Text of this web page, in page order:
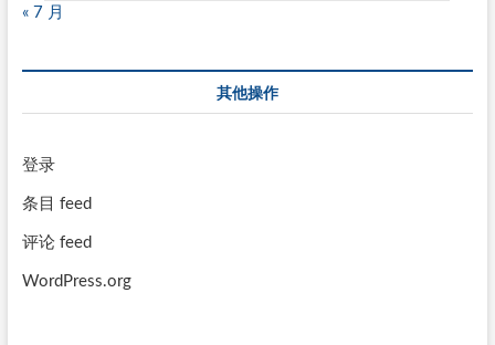
« 7 月
其他操作
登录
条目 feed
评论 feed
WordPress.org